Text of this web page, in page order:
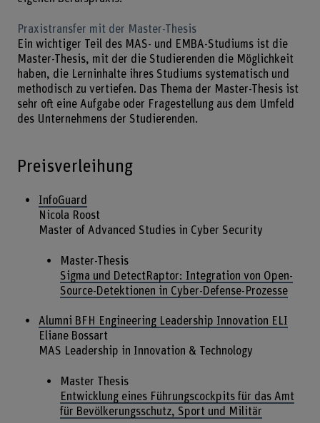
Praxistransfer mit der Master-Thesis
Ein wichtiger Teil des MAS- und EMBA-Studiums ist die
Master-Thesis, mit der die Studierenden die Möglichkeit
haben, die Lerninhalte ihres Studiums systematisch und
methodisch zu vertiefen. Das Thema der Master-Thesis ist
sehr oft eine Aufgabe oder Fragestellung aus dem Umfeld
des Unternehmens der Studierenden.
Preisverleihung
InfoGuard
Nicola Roost
Master of Advanced Studies in Cyber Security
Master-Thesis
Sigma und DetectRaptor: Integration von Open-
Source-Detektionen in Cyber-Defense-Prozesse
Alumni BFH Engineering Leadership Innovation ELI
Eliane Bossart
MAS Leadership in Innovation & Technology
Master Thesis
Entwicklung eines Führungscockpits für das Amt
für Bevölkerungsschutz, Sport und Militär